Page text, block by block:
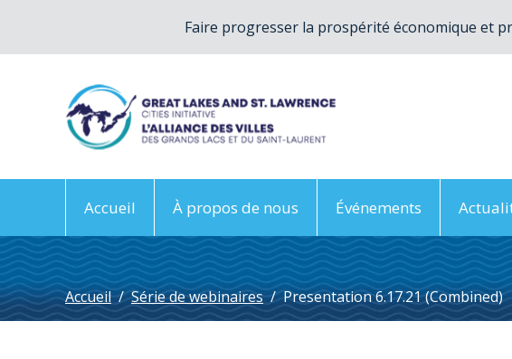
Faire progresser la prospérité économique et
Accueil À propos de nous Événements
Accueil / Série de webinaires / Presentation 6.17.21 (Combined)